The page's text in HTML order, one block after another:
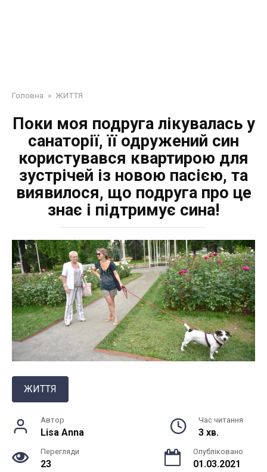
Головна » ЖИТТЯ
Поки моя подруга лікувалась у
санаторії, її одружений син
користувався квартирою для
зустрічей із новою пасією, та
виявилося, що подруга про це
знає і підтримує сина!
ЖИТТЯ
Автор
Lisa Anna
Час читання
3 хв.
Перегляди
23
Опубліковано
01.03.2021